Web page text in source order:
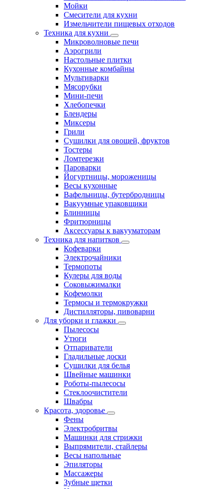
Мойки
Смесители для кухни
Измельчители пищевых отходов
Техника для кухни
Микроволновые печи
Аэрогрили
Настольные плитки
Кухонные комбайны
Мультиварки
Мясорубки
Мини-печи
Хлебопечки
Блендеры
Миксеры
Грили
Сушилки для овощей, фруктов
Тостеры
Ломтерезки
Пароварки
Йогуртницы, мороженицы
Весы кухонные
Вафельницы, бутербродницы
Вакуумные упаковщики
Блинницы
Фритюрницы
Аксессуары к вакууматорам
Техника для напитков
Кофеварки
Электрочайники
Термопоты
Кулеры для воды
Соковыжималки
Кофемолки
Термосы и термокружки
Дистилляторы, пивоварни
Для уборки и глажки
Пылесосы
Утюги
Отпариватели
Гладильные доски
Сушилки для белья
Швейные машинки
Роботы-пылесосы
Стеклоочистители
Швабры
Красота, здоровье
Фены
Электробритвы
Машинки для стрижки
Выпрямители, стайлеры
Весы напольные
Эпиляторы
Массажеры
Зубные щетки